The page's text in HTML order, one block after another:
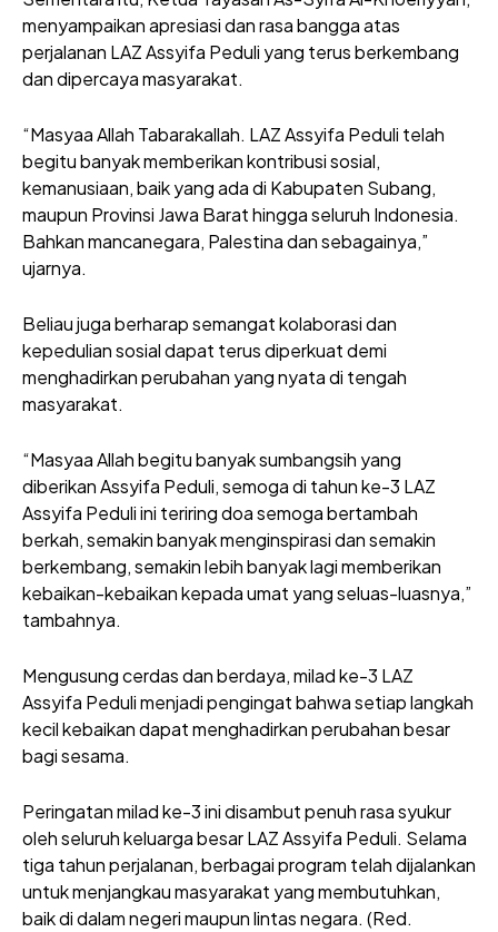
menyampaikan apresiasi dan rasa bangga atas
perjalanan LAZ Assyifa Peduli yang terus berkembang
dan dipercaya masyarakat.
“Masyaa Allah Tabarakallah. LAZ Assyifa Peduli telah
begitu banyak memberikan kontribusi sosial,
kemanusiaan, baik yang ada di Kabupaten Subang,
maupun Provinsi Jawa Barat hingga seluruh Indonesia.
Bahkan mancanegara, Palestina dan sebagainya,”
ujarnya.
Beliau juga berharap semangat kolaborasi dan
kepedulian sosial dapat terus diperkuat demi
menghadirkan perubahan yang nyata di tengah
masyarakat.
“Masyaa Allah begitu banyak sumbangsih yang
diberikan Assyifa Peduli, semoga di tahun ke-3 LAZ
Assyifa Peduli ini teriring doa semoga bertambah
berkah, semakin banyak menginspirasi dan semakin
berkembang, semakin lebih banyak lagi memberikan
kebaikan-kebaikan kepada umat yang seluas-luasnya,”
tambahnya.
Mengusung cerdas dan berdaya, milad ke-3 LAZ
Assyifa Peduli menjadi pengingat bahwa setiap langkah
kecil kebaikan dapat menghadirkan perubahan besar
bagi sesama.
Peringatan milad ke-3 ini disambut penuh rasa syukur
oleh seluruh keluarga besar LAZ Assyifa Peduli. Selama
tiga tahun perjalanan, berbagai program telah dijalankan
untuk menjangkau masyarakat yang membutuhkan,
baik di dalam negeri maupun lintas negara. (Red.